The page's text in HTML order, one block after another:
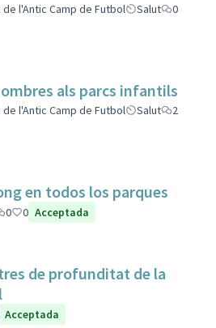
l'Antic Camp de Futbol Salut
0
als parcs infantils
l'Antic Camp de Futbol Salut
2
en todos los parques
0 0 Acceptada
de profunditat de la
Acceptada